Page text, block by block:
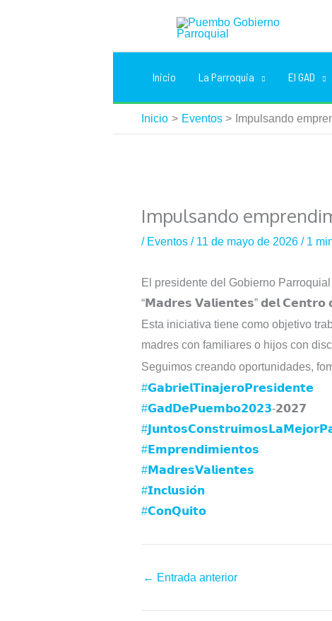
Inicio La Parroquia El GAD
Inicio Eventos Impulsando
Impulsando
/ Eventos / 11 de mayo de 2026 / 1
El presidente del Gobierno
“𝗠𝗮𝗱𝗿𝗲𝘀 𝗩𝗮𝗹𝗶𝗲𝗻𝘁𝗲𝘀” 𝗱𝗲𝗹
Esta iniciativa tiene como objetivo
madres con familiares o hijos con
Seguimos creando oportunidades,
#𝗚𝗮𝗯𝗿𝗶𝗲𝗹𝗧𝗶𝗻𝗮𝗷𝗲𝗿𝗼𝗣𝗿𝗲𝘀𝗶𝗱𝗲𝗻𝘁𝗲
#𝗚𝗮𝗱𝗗𝗲𝗣𝘂𝗲𝗺𝗯𝗼𝟮𝟬𝟮𝟯-𝟮𝟬𝟮𝟳⁣⁣⁣⁣⁣
#𝗘𝗺𝗽𝗿𝗲𝗻𝗱𝗶𝗺𝗶𝗲𝗻𝘁𝗼𝘀
#𝗠𝗮𝗱𝗿𝗲𝘀𝗩𝗮𝗹𝗶𝗲𝗻𝘁𝗲𝘀
#𝗜𝗻𝗰𝗹𝘂𝘀𝗶𝗼́𝗻
#𝗖𝗼𝗻𝗤𝘂𝗶𝘁𝗼
← Entrada anterior